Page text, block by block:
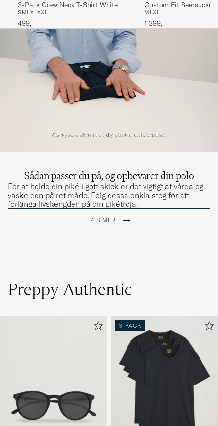
3-Pack Crew Neck T-Shirt White
SMLXLXXL
499,-
Custom Fit
Stripe Shirt Blue
M LXL
1 399,-
Sådan passer du på, og opbevarer din polo
For at holde din piké i gott skick er det vigtigt at vårda og
vaske den på ret måde. Følg dessa enkla steg för att
forlänga livslængden på din pikétröja.
LÆS MERE
Preppy Authentic
3-PACK